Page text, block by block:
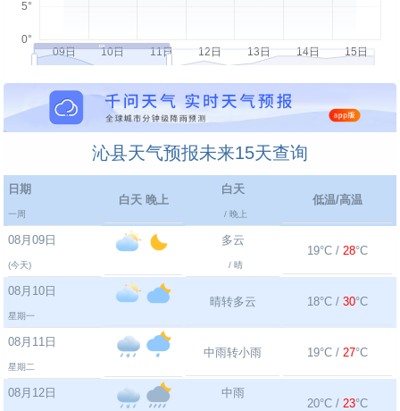
沁县天气预报未来15天查询
日期
一周
白天 晚上
白天
/ 晚上
低温/高温
08月09日
(今天)
多云
/ 晴
19°C / 28°C
08月10日
星期一
晴转多云 18°C / 30°C
08月11日
星期二
中雨转小雨 19°C / 27°C
08月12日 中雨
20°C / 23°C